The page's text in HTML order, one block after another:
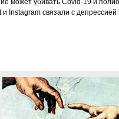
может убивать Covid-19 и
и Instagram связали с